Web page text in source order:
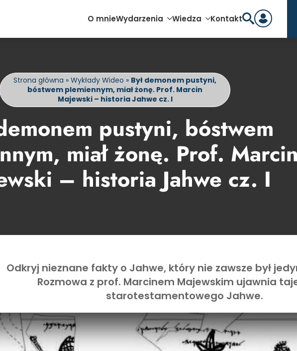
O mnieWydarzenia Wiedza Kontakt
Strona główna » Wykłady Wideo » Był demonem pustyni,
bóstwem plemiennym, miał żonę. Prof. Marcin
Majewski – historia Jahwe cz. I
pustyni, bóstwem
miał żonę. Prof. Marcin
– historia Jahwe cz. I
Odkryj nieznane fakty o Jahwe, który nie zawsze był
Rozmowa z prof. Marcinem Majewskim ujawnia
starotestamentowego Jahwe.